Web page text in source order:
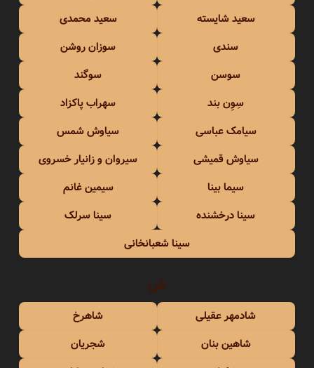
سعید شایسته
سعید محمدی
سندی
سوزان روشن
سوسن
سوگند
سِوِن بند
سهراب پاکزاد
سیامک عباسی
سیاوش شمس
سیاوش قمیشی
سیروان و زانیار خسروی
سیما بینا
سیمین غانم
سینا درخشنده
سینا سرلک
سینا شعبانخانی
ش
شادمهر عقیلی
شاهرخ
شاهین بنان
شجریان